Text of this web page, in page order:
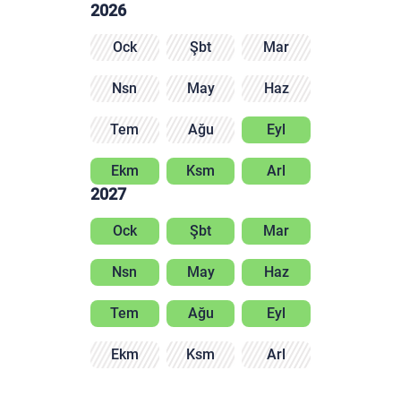
2026
Ock Şbt Mar
Nsn May Haz
Tem Ağu Eyl
Ekm Ksm Arl
2027
Ock Şbt Mar
Nsn May Haz
Tem Ağu Eyl
Ekm Ksm Arl